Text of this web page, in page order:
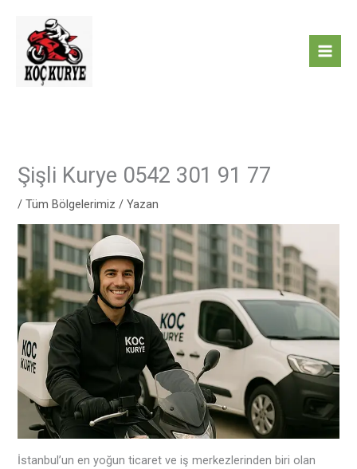
Şişli Kurye 0542 301 91 77
/Tüm Bölgelerimiz / Yazan
İstanbul’un en yoğun ticaret ve iş merkezlerinden biri olan